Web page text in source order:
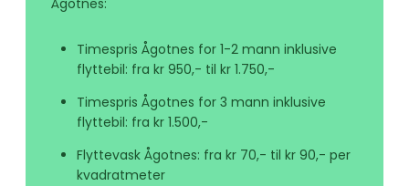
Ågotnes:
Timespris Ågotnes for 1-2 mann inklusive
flyttebil: fra kr 950,- til kr 1.750,-
Timespris Ågotnes for 3 mann inklusive
flyttebil: fra kr 1.500,-
Flyttevask Ågotnes: fra kr 70,- til kr 90,- per
kvadratmeter